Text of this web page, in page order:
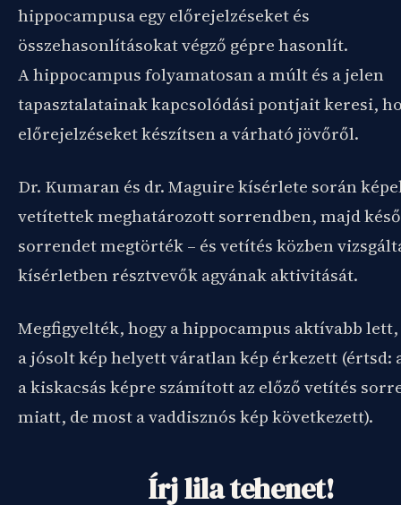
hippocampusa egy előrejelzéseket és
összehasonlításokat végző gépre hasonlít.
A hippocampus folyamatosan a múlt és a jelen
tapasztalatainak kapcsolódási pontjait keresi,
előrejelzéseket készítsen a várható jövőről.
Dr. Kumaran és dr. Maguire kísérlete során
vetítettek meghatározott sorrendben, majd
sorrendet megtörték – és vetítés közben
kísérletben résztvevők agyának aktivitását.
Megfigyelték, hogy a hippocampus aktívabb
a jósolt kép helyett váratlan kép érkezett (értsd:
a kiskacsás képre számított az előző vetítés
miatt, de most a vaddisznós kép következett).
Írj lila tehenet!